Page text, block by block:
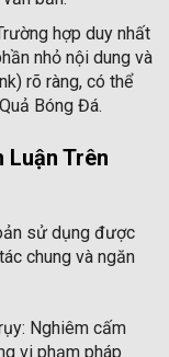
hợp duy nhất
nhỏ nội dung và
rõ ràng, có thể
Bóng Đá.
Luận Trên
sử dụng được
chung và ngăn
Nghiêm cấm
vi phạm pháp